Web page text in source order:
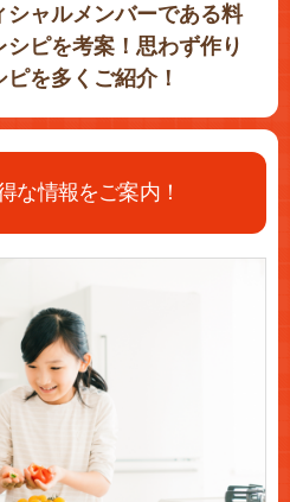
ャルメンバーである料
ピを考案！思わず作り
を多くご紹介！
な情報をご案内！